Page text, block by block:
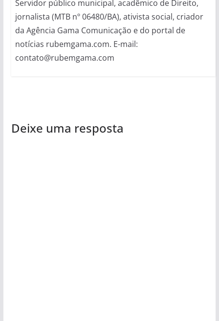
Servidor público municipal, acadêmico de Direito,
jornalista (MTB nº 06480/BA), ativista social, criador
da Agência Gama Comunicação e do portal de
notícias rubemgama.com. E-mail:
contato@rubemgama.com
Deixe uma resposta